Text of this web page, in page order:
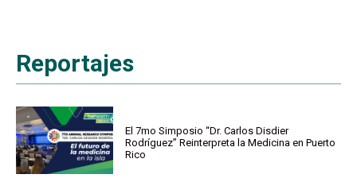
Reportajes
El 7mo Simposio “Dr. Carlos Disdier
Rodríguez” Reinterpreta la Medicina en Puerto
Rico